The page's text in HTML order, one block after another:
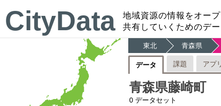
CityData
地域資源の情報をオー
共有していくためのデ
東北 青森県
データ 課題 アプ
青森県藤崎町
0 データセット